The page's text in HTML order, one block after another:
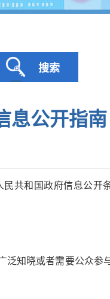
息公开指南
共和国政府信息公开条
泛知晓或者需要公众参